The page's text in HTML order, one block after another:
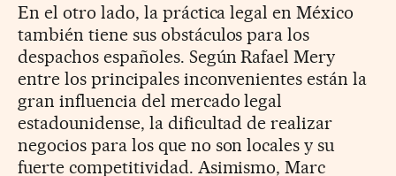
En el otro lado, la práctica legal en México
también tiene sus obstáculos para los
despachos españoles. Según Rafael Mery
entre los principales inconvenientes están la
gran influencia del mercado legal
estadounidense, la dificultad de realizar
negocios para los que no son locales y su
fuerte competitividad. Asimismo, Marc